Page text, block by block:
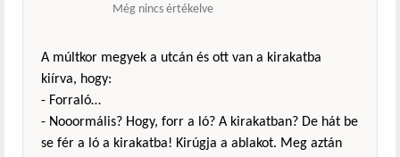
Még nincs értékelve
A múltkor megyek a utcán és ott van a kirakatba
kiírva, hogy:
- Forraló…
- Nooormális? Hogy, forr a ló? A kirakatban? De hát be
se fér a ló a kirakatba! Kirúgja a ablakot. Meg aztán